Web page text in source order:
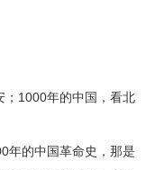
1000年的中国，看北
的中国革命史，那是